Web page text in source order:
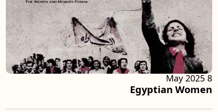
Egyptian Women
8 May 2025